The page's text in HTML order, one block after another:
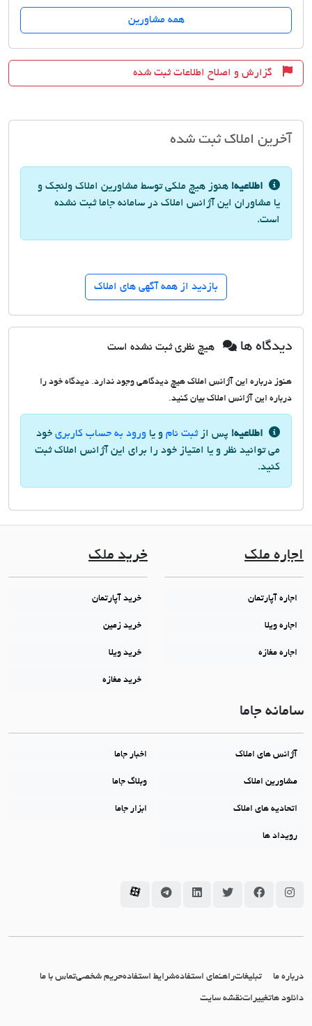
همه مشاورین
گزارش و اصلاح اطلاعات ثبت شده
آخرین املاک ثبت شده
اطلاعیه! هنوز هیچ ملکی توسط مشاورین املاک ولنجک و
یا مشاوران این آژانس املاک در سامانه جاما ثبت نشده
است.
بازدید از همه آگهی های املاک
دیدگاه ها هیچ نظری ثبت نشده است
هنوز درباره این آژانس املاک هیچ دیدگاهی وجود ندارد. دیدگاه خود را
درباره این آژانس املاک بیان کنید.
اطلاعیه! پس ازثبت نام و یا ورود به حساب کاربری خود
می توانید نظر و یا امتیاز خود را برای این آژانس املاک ثبت
کنید.
اجاره ملک
اجاره آپارتمان
اجاره ویلا
اجاره مغازه
خرید ملک
خرید آپارتمان
خرید زمین
خرید ویلا
خرید مغازه
سامانه جاما
آژانس های املاک اخبار جاما
مشاورین املاک وبلاگ جاما
اتحادیه های املاک ابزار جاما
رویداد ها
سامانه جاما در اینستاگرام
سامانه جاما در فیسبوک
سامانه جاما در توئیتر
سامانه جاما در لینکداین
سامانه جاما در تلگرام
سامانه جاما در آپارات
درباره ما تبلیغاتراهنمای استفادهشرایط استفادهحریم شخصیتماس با ما
دانلود هاتغییراتنقشه سایت